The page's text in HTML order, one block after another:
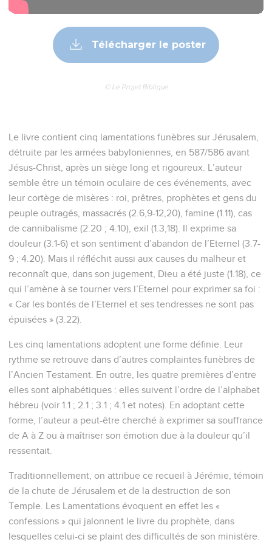
Télécharger le poster
© Le Projet Biblique
Le livre contient cinq lamentations funèbres sur Jérusalem,
détruite par les armées babyloniennes, en 587/586 avant
Jésus-Christ, après un siège long et rigoureux. L’auteur
semble être un témoin oculaire de ces événements, avec
leur cortège de misères : roi, prêtres, prophètes et gens du
peuple outragés, massacrés (2.6,9-12,20), famine (1.11), cas
de cannibalisme (2.20 ; 4.10), exil (1.3,18). Il exprime sa
douleur (3.1-6) et son sentiment d’abandon de l’Eternel (3.7-
9 ; 4.20). Mais il réfléchit aussi aux causes du malheur et
reconnaît que, dans son jugement, Dieu a été juste (1.18), ce
qui l’amène à se tourner vers l’Eternel pour exprimer sa foi :
« Car les bontés de l’Eternel et ses tendresses ne sont pas
épuisées » (3.22).
Les cinq lamentations adoptent une forme définie. Leur
rythme se retrouve dans d’autres complaintes funèbres de
l’Ancien Testament. En outre, les quatre premières d’entre
elles sont alphabétiques : elles suivent l’ordre de l’alphabet
hébreu (voir 1.1 ; 2.1 ; 3.1 ; 4.1 et notes). En adoptant cette
forme, l’auteur a peut-être cherché à exprimer sa souffrance
de A à Z ou à maîtriser son émotion due à la douleur qu’il
ressentait.
Traditionnellement, on attribue ce recueil à Jérémie, témoin
de la chute de Jérusalem et de la destruction de son
Temple. Les Lamentations évoquent en effet les «
confessions » qui jalonnent le livre du prophète, dans
lesquelles celui-ci se plaint des difficultés de son ministère.